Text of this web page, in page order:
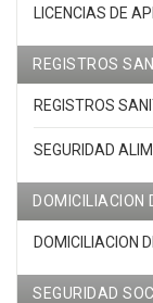
LICENCIAS DE
REGISTROS
REGISTROS
SEGURIDAD
DOMICILIACION
DOMICILIACION
SEGURIDAD